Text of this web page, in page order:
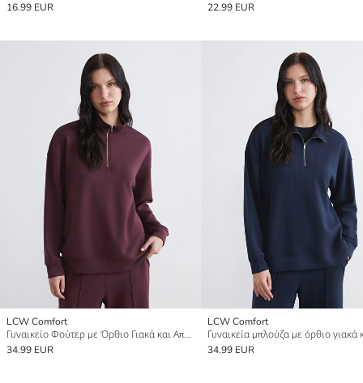
16.99 EUR
22.99 EUR
LCW Comfort
Γυναικείο Φούτερ με Όρθιο Γιακά και Απαλή Υφή
34.99 EUR
LCW Comfort
34.99 EUR